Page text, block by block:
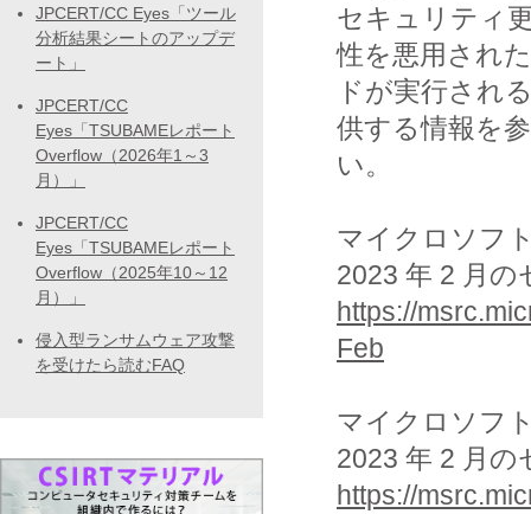
セキュリティ
性を悪用され
ドが実行され
供する情報を
い。
マイクロソフ
2023 年 2 月
https://
Feb
マイクロソフ
2023 年 2 月
https://
JPCERT/CC Eyes「ツール
分析結果シートのアップデ
ート」
JPCERT/CC
Eyes「TSUBAMEレポート
Overflow（2026年1～3
月）」
JPCERT/CC
Eyes「TSUBAMEレポート
Overflow（2025年10～12
月）」
侵入型ランサムウェア攻撃
を受けたら読むFAQ